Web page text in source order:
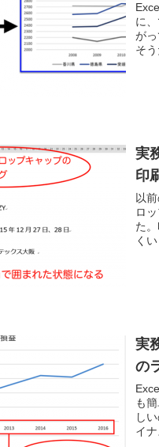
に
が
そ
実
印
以
ロ
た
く
実
の
も
し
イ